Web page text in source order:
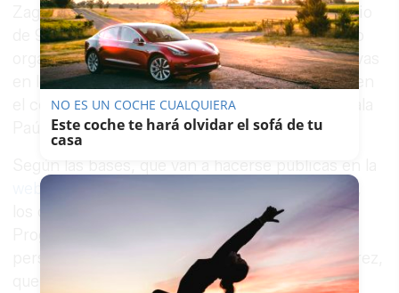
Zagal' (avenida de la Solidaridad, s/n.) en horario
de 9 a 14 horas. Previamente, el área de Empleo
organizará un calendario de sesiones informativas
en los centros cívicos Rosa Roig y San Telmo, en
el centro social La Granja, en El Zagal y en la Sala
Paúl, sede del área de Juventud.
Según las bases, que van a hacerse públicas en la
web
y en los tablones de anuncios municipales,
los destinatarios de esta convocatoria del
Programa de Ayuda a la Contratación serán
personas en edad laboral, empadronadas en Jerez,
que en el momento de la presentación de la
NO ES UN COCHE CUALQUIERA
Este coche te hará olvidar el sofá de tu
casa